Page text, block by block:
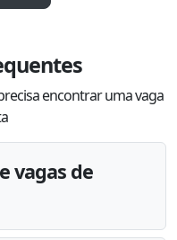
encontrar uma vaga
vagas de